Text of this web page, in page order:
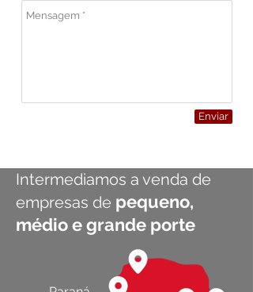
Enviar
Intermediamos a venda de
empresas de pequeno,
médio e grande porte